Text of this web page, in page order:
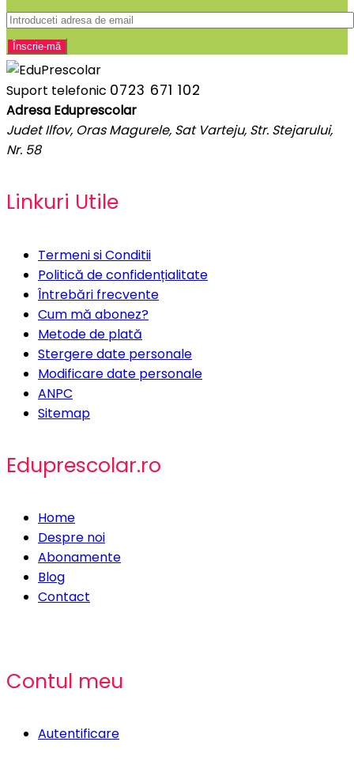
Suport telefonic 0723 671 102
Adresa Eduprescolar
Judet Ilfov, Oras Magurele, Sat Varteju, Str. Stejarului,
Nr. 58
Linkuri Utile
Termeni si Conditii
Politică de confidențialitate
Întrebări frecvente
Cum mă abonez?
Metode de plată
Stergere date personale
Modificare date personale
ANPC
Sitemap
Eduprescolar.ro
Home
Despre noi
Abonamente
Blog
Contact
Contul meu
Autentificare